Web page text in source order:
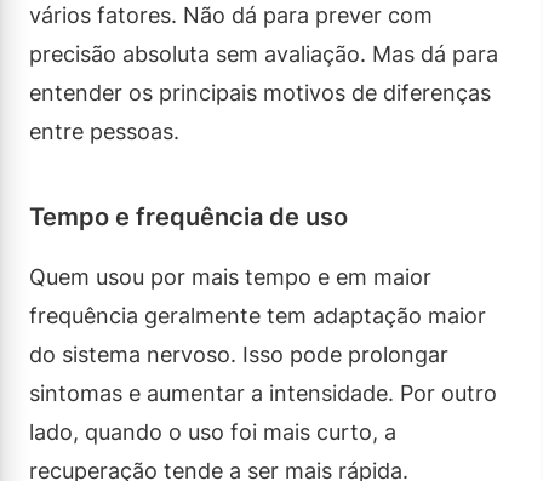
vários fatores. Não dá para prever com
precisão absoluta sem avaliação. Mas dá para
entender os principais motivos de diferenças
entre pessoas.
Tempo e frequência de uso
Quem usou por mais tempo e em maior
frequência geralmente tem adaptação maior
do sistema nervoso. Isso pode prolongar
sintomas e aumentar a intensidade. Por outro
lado, quando o uso foi mais curto, a
recuperação tende a ser mais rápida.